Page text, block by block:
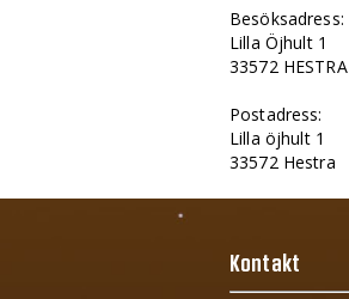
Besöksadress:
Lilla Öjhult 1
33572 HESTRA
Postadress:
Lilla öjhult 1
33572 Hestra
Kontakt